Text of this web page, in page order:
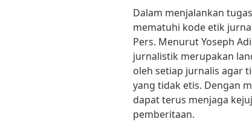
Dalam menjalankan
mematuhi kode etik
Pers. Menurut Yoseph
jurnalistik merupakan
oleh setiap jurnalis agar
yang tidak etis. Dengan
dapat terus menjaga
pemberitaan.